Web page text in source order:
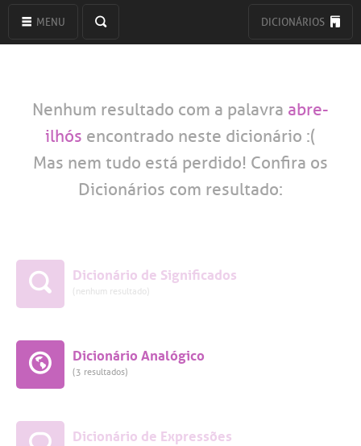
MENU DICIONÁRIOS
Nenhum resultado com a palavra abre-
ilhós encontrado neste dicionário :(
Mas nem tudo está perdido! Confira os
Dicionários com resultado:
Dicionário de Significados
(nenhum resultado)
Dicionário Analógico
(3 resultados)
Dicionário de Expressões